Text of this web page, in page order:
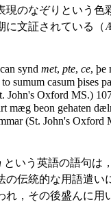
現のなぞりという色
に文証されている（
synd met, pte, ce, þe
sumum casum þises
John's Oxford MS.)
mæg beon gehaten
(St. John's Oxford
という英語の語句は
の伝統的な用語遣い
れ，その後盛んに用